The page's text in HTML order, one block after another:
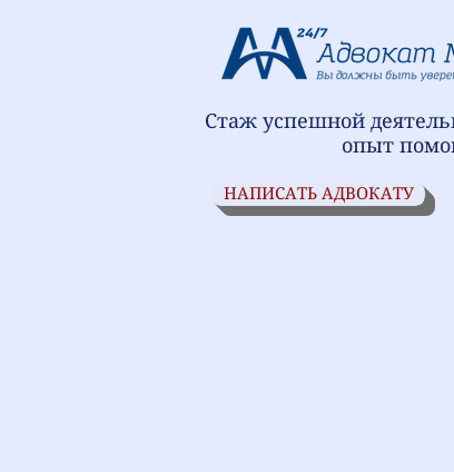
Стаж успешной
опыт
НАПИСАТЬ АДВОКАТУ